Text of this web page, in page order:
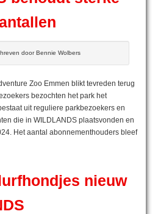
door Bennie Wolbers
Zoo Emmen blikt tevreden terug
bezochten het park het
uit reguliere parkbezoekers en
die in WILDLANDS plaatsvonden en
Het aantal abonnementhouders bleef
nieuw